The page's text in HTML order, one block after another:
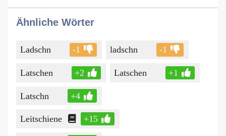
Ähnliche Wörter
Ladschn -1 ladschn -1
Latschen +2 Latschen +1
Latschn +4
Leitschiene +15